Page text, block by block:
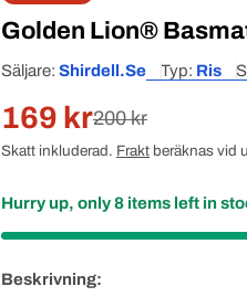
Golden Lion®
Säljare: Shirdell.se Typ: Ris
Rabatterat
pris
169 kr
Normal
pris
200 kr
Skatt inkluderad. Frakt beräknas vid
Hurry up, only8 items left in
Beskrivning: